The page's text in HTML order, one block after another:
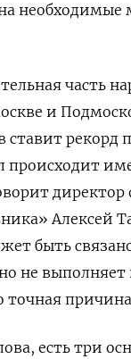
необходимые
часть
и
рекорд
происходит
директор
Алексей
быть
не выполняет
есть три